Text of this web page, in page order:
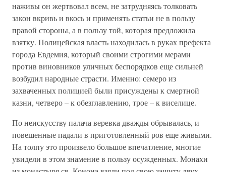
наживы он жертвовал всем, не затрудняясь толковать
закон вкривь и вкось и применять статьи не в пользу
правой стороны, а в пользу той, которая предложила
взятку. Полицейская власть находилась в руках префекта
города Евдемия, который своими строгими мерами
против виновников уличных беспорядков еще сильней
возбудил народные страсти. Именно: семеро из
захваченных полицией были присуждены к смертной
казни, четверо – к обезглавлению, трое – к виселице.
По неискусству палача веревка дважды обрывалась, и
повешенные падали в приготовленный ров еще живыми.
На толпу это произвело большое впечатление, многие
увидели в этом знамение в пользу осужденных. Монахи